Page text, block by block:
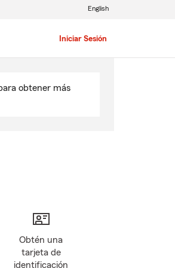
Iniciar Sesión
English
obtener más
Obtén una
tarjeta de
identificación